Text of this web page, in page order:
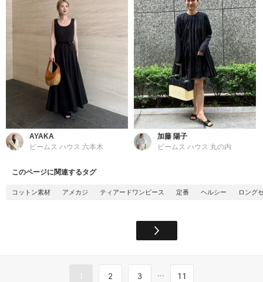
AYAKA
ビームス ハウス 六本木
加藤 陽子
ビームス ハウス 丸の内
このページに関連するタグ
コットン素材 アメカジ ティアードワンピース 定番 ヘルシー ロング
1 2 3 ... 11